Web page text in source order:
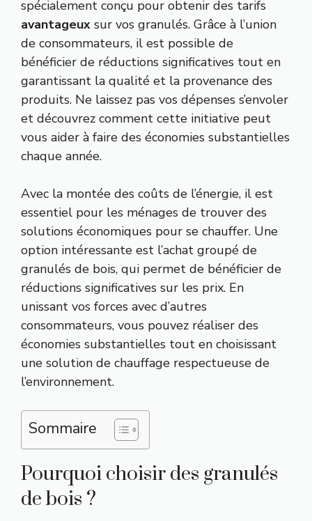
spécialement conçu pour obtenir des tarifs
avantageux sur vos granulés. Grâce à l’union
de consommateurs, il est possible de
bénéficier de réductions significatives tout en
garantissant la qualité et la provenance des
produits. Ne laissez pas vos dépenses s’envoler
et découvrez comment cette initiative peut
vous aider à faire des économies substantielles
chaque année.
Avec la montée des coûts de l’énergie, il est
essentiel pour les ménages de trouver des
solutions économiques pour se chauffer. Une
option intéressante est l’achat groupé de
granulés de bois, qui permet de bénéficier de
réductions significatives sur les prix. En
unissant vos forces avec d’autres
consommateurs, vous pouvez réaliser des
économies substantielles tout en choisissant
une solution de chauffage respectueuse de
l’environnement.
Sommaire
Pourquoi choisir des granulés
de bois ?